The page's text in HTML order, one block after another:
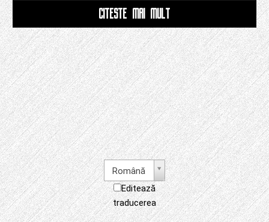
CITESTE MAI MULT
Română
Editează
traducerea